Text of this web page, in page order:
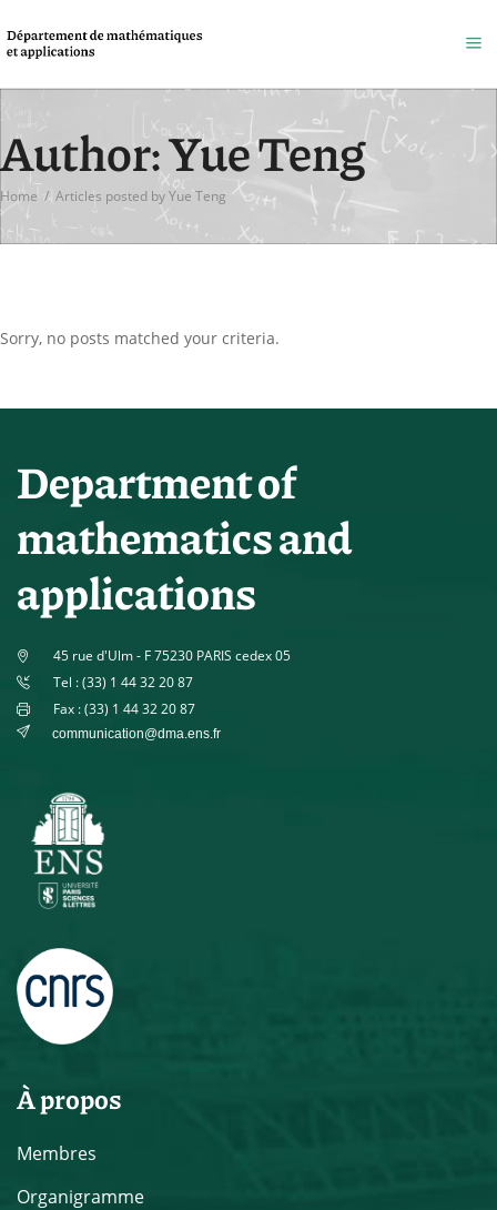
Author: Yue Teng
Home / Articles posted by Yue Teng
Sorry, no posts matched your criteria.
Department of
mathematics and
applications
45 rue d'Ulm - F 75230 PARIS cedex 05
Tel : (33) 1 44 32 20 87
Fax : (33) 1 44 32 20 87
communication@dma.ens.fr
À propos
Membres
Organigramme